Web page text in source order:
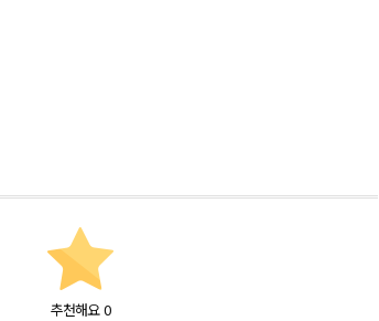
추천해요 0